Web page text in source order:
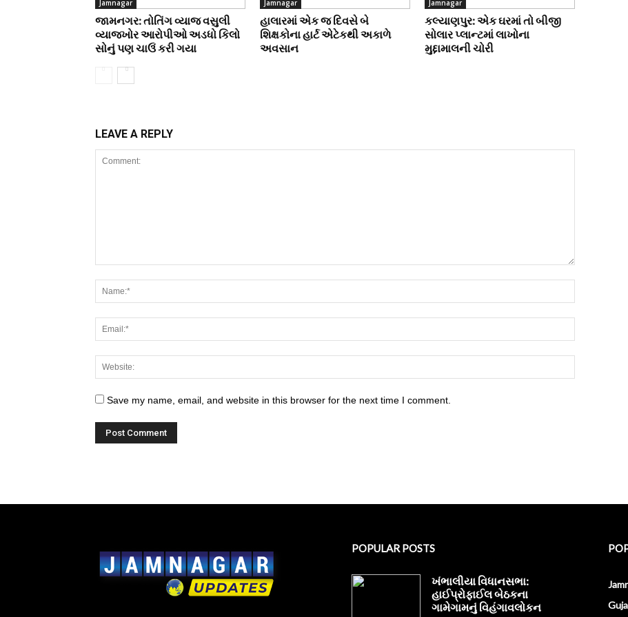
Jamnagar
જામનગર: તોતિંગ વ્યાજ વસુલી
વ્યાજખોર આરોપીઓ અડધો કિલો
સોનું પણ ચાઉં કરી ગયા
Jamnagar
હાલારમાં એક જ દિવસે બે
શિક્ષકોના હાર્ટ એટેકથી અકાળે
અવસાન
Jamnagar
કલ્યાણપુર: એક ઘરમાં તો બીજી
સોલાર પ્લાન્ટમાં લાખોના
મુદ્દામાલની ચોરી
LEAVE A REPLY
Save my name, email, and website in this browser for the next time I comment.
POPULAR POSTS
ખંભાલીયા વિધાનસભા:
હાઈપ્રોફાઈલ બેઠકના
ગામેગામનું વિહંગાવલોકન